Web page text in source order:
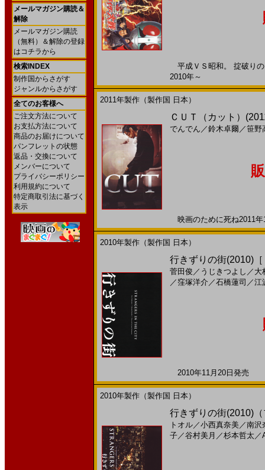
メールマガジン購読＆
解除
メールマガジン購読
（無料）＆解除の登録
はコチラから
検索INDEX
制作国からさがす
ジャンルからさがす
全てのお客様へ
ご注文方法について
お支払方法について
商品のお届けについて
パンフレットの状態
返品・交換について
メンバーについて
プライバシーポリシー
利用規約について
特定商取引法に基づく
表示
平成ＶＳ昭和。 掟破り
2010年～
2011年製作（製作国 日本）
ＣＵＴ（カット）
でんでん ／鈴木卓爾 ／笹野
映画のために死ね2011
2010年製作（製作国 日本）
行きずりの街(2010)
菅田俊 ／ うじきつよし ／ 大
／ 窪塚洋介 ／石橋蓮司 ／江
2010年11月20日発売
2010年製作（製作国 日本）
行きずりの街(2010)
トオル／小西真奈美／南沢
子／谷村美月 ／杉本哲太 ／